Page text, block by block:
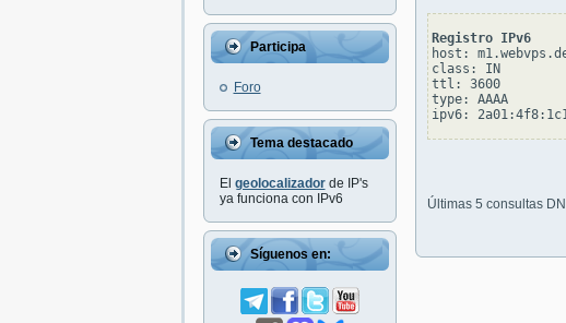
Participa
Foro
Tema destacado
El geolocalizadorde IP's
ya funciona con IPv6
Síguenos en:
Registro IPv6
host:
class: IN
ttl: 3600
type: AAAA
Últimas 5 consultas